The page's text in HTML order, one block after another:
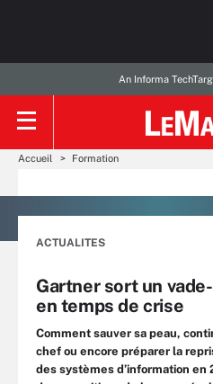
An Informa
Accueil Formation
ACTUALITES
Gartner sort un
en temps de crise
Comment sauver sa peau,
chef ou encore préparer la
des systèmes d’information en